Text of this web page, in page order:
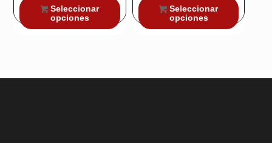
original
era:
actual
Seleccionar
opciones
precios:
Seleccionar
opciones